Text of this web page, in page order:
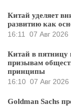
Китай уделяет
развитию как
16:11
07 Авг 2026
Китай в пятницу
призывам
принципы
16:10 07 Авг 2026
Goldman Sachs